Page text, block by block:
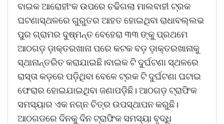
ବାଇକ ଆରୋହୀଂକ ଉପରେ ଚଢିଗଲା ମାଲବାହୀ ଟ୍ରକ
ଘଟଣାସ୍ଥଳରେ ଗୁରୁତର ଆହତ ହୋଇଥିବା ରାଧାବଲ୍ଲଭ
ପୁର ଗ୍ରାମର ଦୁଷ୍ମନ୍ତ ବେହେରା ୩୩ ଙ୍କୁ ପ୍ରଥମେ
ଆଠଗଡ଼ ଡ଼ାକ୍ତରଖାନା ପରେ କଟକ ବଡ଼ ଡ଼ାକ୍ତରଖାନାକୁ
ସ୍ଥାନାନ୍ତରିତ କରାଯାଇଛି।ବାଇକ ଟି ଦୁର୍ଘଟଣା ସ୍ଥଳରେ
ରାସ୍ତା କଡ଼ରେ ପଡ଼ିଥିବା ବେଳେ ଟ୍ରକ ଟି ଦୁର୍ଘଟଣା ଘଟାଇ
ଫେରାର ହୋଇଯାଇଥିବା ଜଣାପଡ଼ିଛି। ଆଠଗଡ଼ ଟ୍ରାଫିକ
ସମସ୍ୟାର ଏକ ନଗ୍ନ ଚିତ୍ର ଉପସ୍ଥାପନ କରୁଛି।
ଆଠଗଡରେ ଦିନକୁ ଦିନ ଟ୍ରାଫିକ ସମସ୍ୟା ବୃଦ୍ଧି